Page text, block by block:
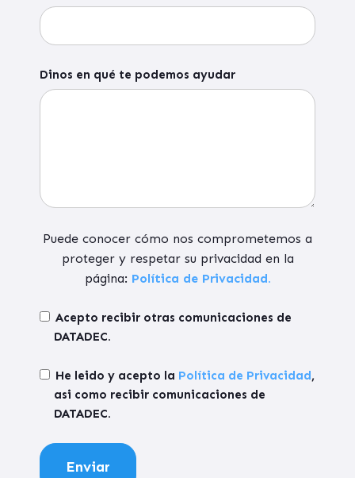
Dinos en qué te podemos ayudar
Puede conocer cómo nos comprometemos a
proteger y respetar su privacidad en la
página: Política de Privacidad.
Acepto recibir otras comunicaciones de
DATADEC.
He leido y acepto la Política de Privacidad,
asi como recibir comunicaciones de
DATADEC.